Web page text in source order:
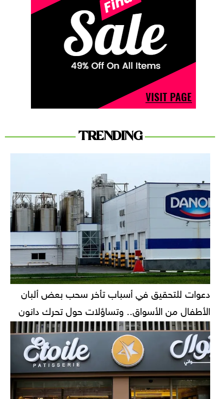
TRENDING
دعوات للتحقيق في أسباب تأخر سحب بعض ألبان
الأطفال من الأسواق.. وتساؤلات حول تحرك دانون